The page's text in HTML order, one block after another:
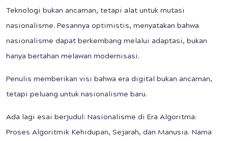
Teknologi bukan ancaman, tetapi alat untuk mutasi
nasionalisme. Pesannya optimistis, menyatakan bahwa
nasionalisme dapat berkembang melalui adaptasi, bukan
hanya bertahan melawan modernisasi.
Penulis memberikan visi bahwa era digital bukan ancaman,
tetapi peluang untuk nasionalisme baru.
Ada lagi esai berjudul: Nasionalisme di Era Algoritma:
Proses Algoritmik Kehidupan, Sejarah, dan Manusia. Nama